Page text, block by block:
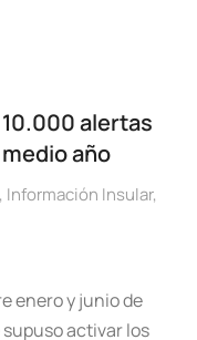
alertas
año
, Información Insular,
enero y junio de
activar los